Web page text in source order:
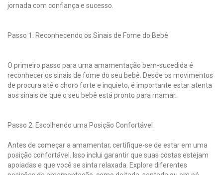
jornada com confiança e sucesso.
Passo 1: Reconhecendo os Sinais de Fome do Bebê
O primeiro passo para uma amamentação bem-sucedida é
reconhecer os sinais de fome do seu bebê. Desde os movimentos
de procura até o choro forte e inquieto, é importante estar atenta
aos sinais de que o seu bebê está pronto para mamar.
Passo 2: Escolhendo uma Posição Confortável
Antes de começar a amamentar, certifique-se de estar em uma
posição confortável. Isso inclui garantir que suas costas estejam
apoiadas e que você se sinta relaxada. Explore diferentes